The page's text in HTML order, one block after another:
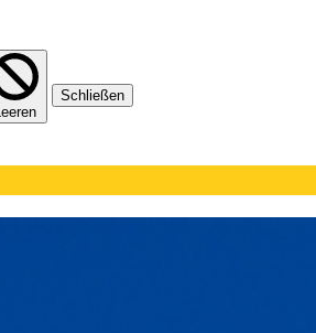
Leeren
Schließen